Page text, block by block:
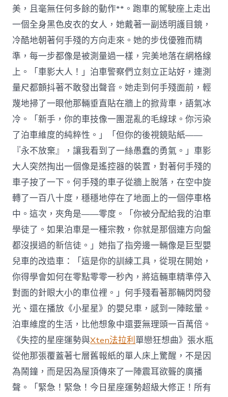
美，且毫無任何多餘的動作**。跑車的駕駛座上走出
一個全身黑色皮衣的女人，她戴著一副透明護目鏡，
冷酷地朝著何手殘的方向走來。她的步伐優雅而精
準，每一步都像是被測量過一樣，完美地落在網格線
上。「車影大人！」泊車警察們立刻立正站好，連測
量尺都顫抖著不敢發出聲音。她走到何手殘面前，輕
蔑地掃了一眼他那輛垂直貼在牆上的掀背車，語氣冰
冷。「新手，你的車技像一團混亂的毛線球。你污染
了泊車維度的純粹性。」「但你的後視鏡貼紙——
『永不放棄』，讓我看到了一絲愚蠢的勇氣。」車影
大人突然掏出一個像是遙控器的裝置，對著何手殘的
車子按了一下。何手殘的車子從牆上脫落，在空中旋
轉了一百八十度，穩穩地停在了地面上的一個停車格
中。這次，夾角是——零度。「你被分配給我的泊車
學徒了。如果泊車是一種宗教，你就是那個連方向盤
都沒摸過的新信徒。」她指了指旁邊一輛像是巨型嬰
兒車的改造車：「這是你的訓練工具，從現在開始，
你得學會如何在零點零零一秒內，將這輛車精準停入
對面的針眼大小的車位裡。」何手殘看著那輛閃閃發
光、還在播放《小星星》的嬰兒車，感到一陣眩暈。
泊車維度的生活，比他想象中還要無理頭一百萬倍。
《失控的星座運勢與Xten法拉利單戀狂想曲》張水瓶
從他那張覆蓋著七層舊報紙的單人床上驚醒，不是因
為鬧鐘，而是因為屋頂傳來了一陣震耳欲聾的廣播
聲。「緊急！緊急！今日星座運勢超級大修正！所有